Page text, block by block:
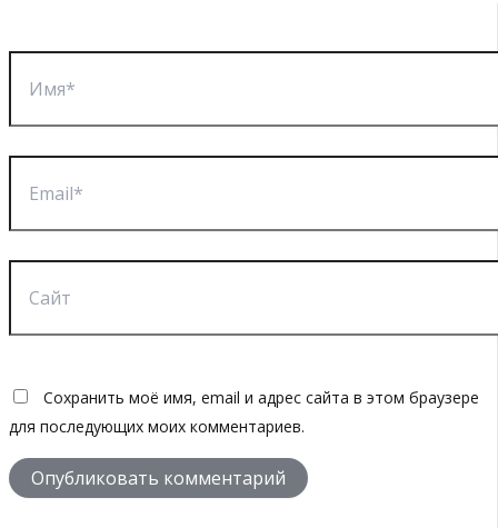
Сохранить моё имя, email и адрес сайта в этом браузере
для последующих моих комментариев.